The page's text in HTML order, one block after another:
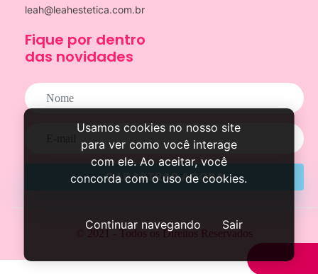
leah@leahestetica.com.br
Fique por dentro
das novidades
CADASTRAR AGORA
© 2021 - Todos os Direitos Reservados
Usamos cookies no nosso site
para ver como você interage
com ele. Ao aceitar, você
concorda com o uso de cookies.
Continuar navegando Sair